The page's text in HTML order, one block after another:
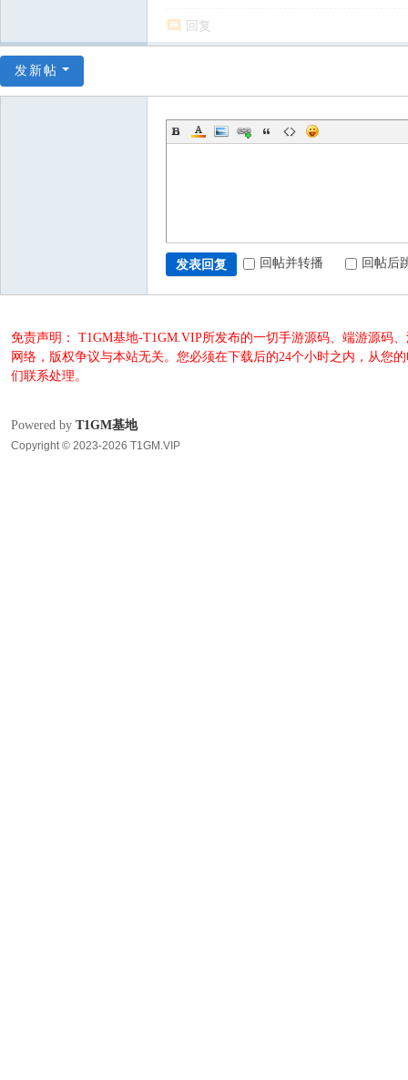
回复
发新帖
发表回复 回帖并转播 回帖后
免责声明： T1GM基地-T1GM.VIP所发布的一切手游源码、端游源码
网络，版权争议与本站无关。您必须在下载后的24个小时之内，从您
们联系处理。
Powered by T1GM基地
Copyright © 2023-2026 T1GM.VIP